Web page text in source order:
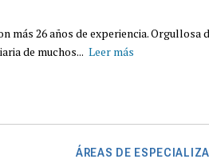
más 26 años de experiencia. Orgullosa
de muchos... Leer más
ÁREAS DE